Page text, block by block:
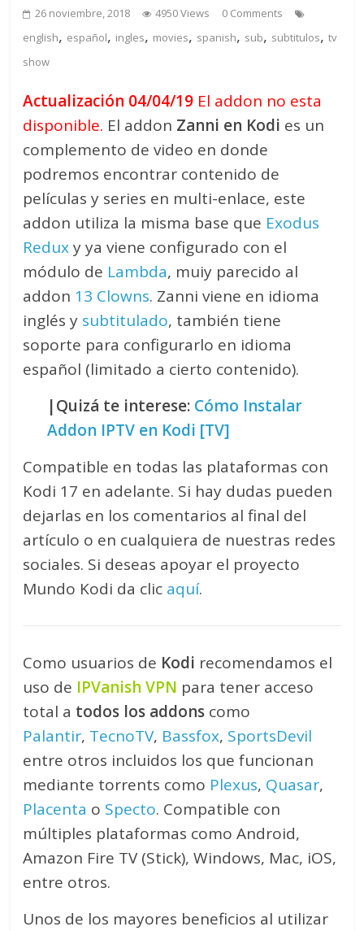
26 noviembre, 2018 4950 Views
0 Comments
english, español, ingles, movies, spanish, sub, subtitulos,tv
show
Actualización 04/04/19 El addon no esta
disponible. El addon Zanni en Kodi es un
complemento de video en donde
podremos encontrar contenido de
películas y series en multi-enlace, este
addon utiliza la misma base que Exodus
Reduxy ya viene configurado con el
módulo de Lambda, muiy parecido al
addon 13 Clowns. Zanni viene en idioma
inglés y subtitulado, también tiene
soporte para configurarlo en idioma
español (limitado a cierto contenido).
|Quizá te interese: Cómo Instalar
Addon IPTV en Kodi [TV]
Compatible en todas las plataformas con
Kodi 17 en adelante. Si hay dudas pueden
dejarlas en los comentarios al final del
artículo o en cualquiera de nuestras redes
sociales. Si deseas apoyar el proyecto
Mundo Kodi da clic aquí.
Como usuarios de Kodi recomendamos el
uso de IPVanish VPN para tener acceso
total a todos los addons como
Palantir, TecnoTV, Bassfox, SportsDevil
entre otros incluidos los que funcionan
mediante torrents como Plexus, Quasar,
Placenta o Specto. Compatible con
múltiples plataformas como Android,
Amazon Fire TV (Stick), Windows, Mac, iOS,
entre otros.
Unos de los mayores beneficios al utilizar